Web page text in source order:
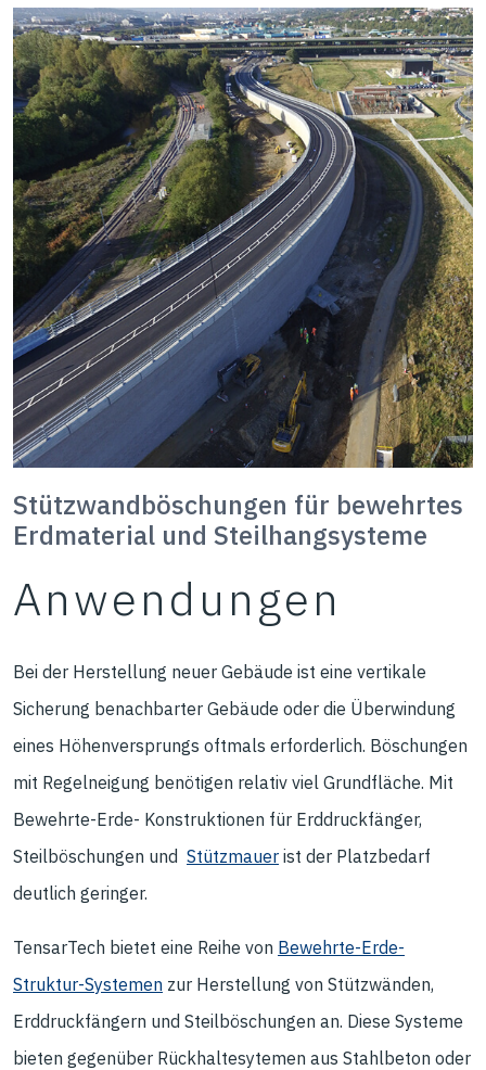
Stützwandböschungen für bewehrtes
Erdmaterial und Steilhangsysteme
Anwendungen
Bei der Herstellung neuer Gebäude ist eine vertikale
Sicherung benachbarter Gebäude oder die Überwindung
eines Höhenversprungs oftmals erforderlich. Böschungen
mit Regelneigung benötigen relativ viel Grundfläche. Mit
Bewehrte-Erde- Konstruktionen für Erddruckfänger,
Steilböschungen und Stützmauer ist der Platzbedarf
deutlich geringer.
TensarTech bietet eine Reihe von Bewehrte-Erde-
Struktur-Systemen zur Herstellung von Stützwänden,
Erddruckfängern und Steilböschungen an. Diese Systeme
bieten gegenüber Rückhaltesytemen aus Stahlbeton oder